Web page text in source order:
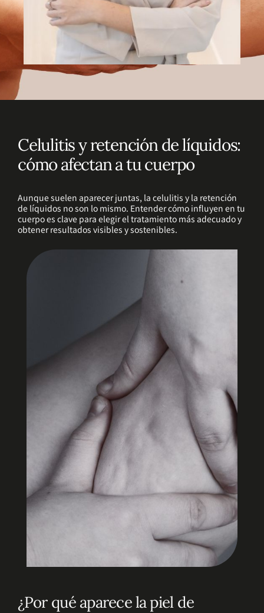
Celulitis y retención de líquidos:
cómo afectan a tu cuerpo
Aunque suelen aparecer juntas, la celulitis y la retención
de líquidos no son lo mismo. Entender cómo influyen en tu
cuerpo es clave para elegir el tratamiento más adecuado y
obtener resultados visibles y sostenibles.
¿Por qué aparece la piel de